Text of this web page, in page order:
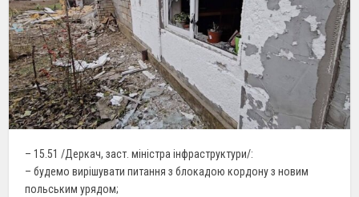
– 15.51 /Деркач, заст. міністра інфраструктури/:
– будемо вирішувати питання з блокадою кордону з новим
польським урядом;